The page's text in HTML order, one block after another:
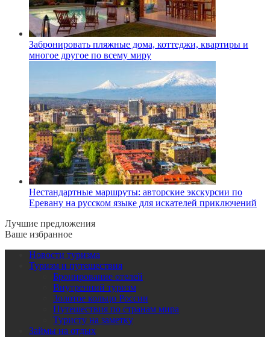
Забронировать пляжные дома, коттеджи, квартиры и
многое другое по всему миру
Нестандартные маршруты: авторские экскурсии по
Еревану на русском языке для искателей приключений
Лучшие предложения
Ваше избранное
Новости туризма
Туризм и путешествия
Бронирование отелей
Внутренний туризм
Золотое кольцо России
Путешествия по странам мира
Туристу на заметку
Займы на отдых